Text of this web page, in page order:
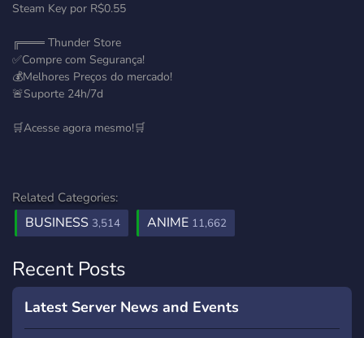
Steam Key por R$0.55
╔═══ Thunder Store
✅Compre com Segurança!
💰Melhores Preços do mercado!
🚨Suporte 24h/7d
🛒Acesse agora mesmo!🛒
Related Categories:
BUSINESS 3,514 ANIME 11,662
Recent Posts
Latest Server News and Events